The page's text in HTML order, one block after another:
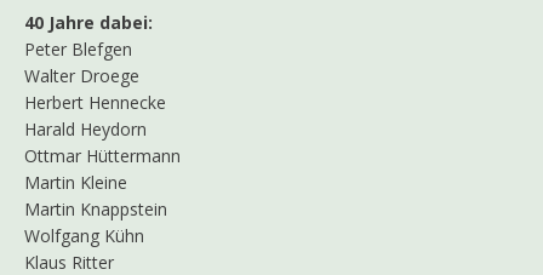
40 Jahre dabei:
Peter Blefgen
Walter Droege
Herbert Hennecke
Harald Heydorn
Ottmar Hüttermann
Martin Kleine
Martin Knappstein
Wolfgang Kühn
Klaus Ritter